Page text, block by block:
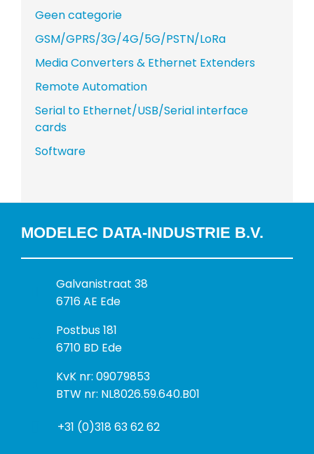
Geen categorie
GSM/GPRS/3G/4G/5G/PSTN/LoRa
Media Converters & Ethernet Extenders
Remote Automation
Serial to Ethernet/USB/Serial interface
cards
Software
MODELEC DATA-INDUSTRIE B.V.
B
e
o
e
k
a
r
Galvanistraat 38
6716 AE Ede
P
o
t
a
Postbus 181
6710 BD Ede
I
n
o
KvK nr: 09079853
BTW nr: NL8026.59.640.B01
+31 (0)318 63 62 62